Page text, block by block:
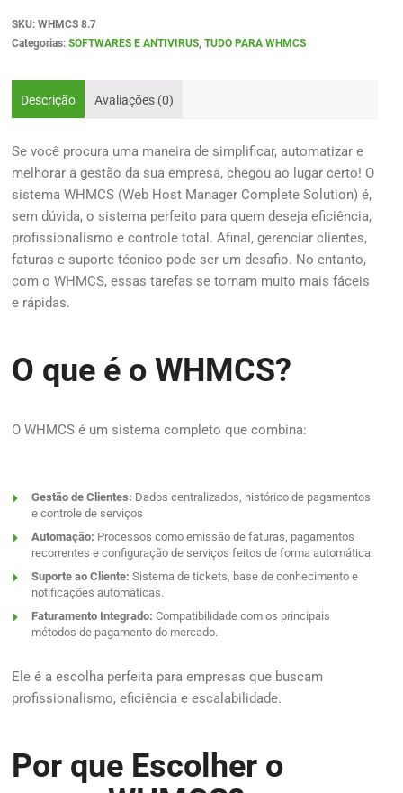
SKU:WHMCS 8.7
Categorias:SOFTWARES E ANTIVIRUS,TUDO PARA WHMCS
Descrição Avaliações (0)
Se você procura uma maneira de simplificar, automatizar e
melhorar a gestão da sua empresa, chegou ao lugar certo! O
sistemaWHMCS (Web Host Manager Complete Solution) é,
sem dúvida, o sistema perfeito para quem deseja eficiência,
profissionalismo e controle total. Afinal, gerenciar clientes,
faturas e suporte técnico pode ser um desafio. No entanto,
com o WHMCS, essas tarefas se tornam muito mais fáceis
e rápidas.
O que é o WHMCS?
O WHMCS é um sistema completo que combina:
Gestão de Clientes: Dados centralizados, histórico de pagamentos
e controle de serviços
Automação: Processos como emissão de faturas, pagamentos
recorrentes e configuração de serviços feitos de forma automática.
Suporte ao Cliente: Sistema de tickets, base de conhecimento e
notificações automáticas.
Faturamento Integrado: Compatibilidade com os principais
métodos de pagamento do mercado.
Ele é a escolha perfeita para empresas que buscam
profissionalismo, eficiência e escalabilidade.
Por que Escolher o